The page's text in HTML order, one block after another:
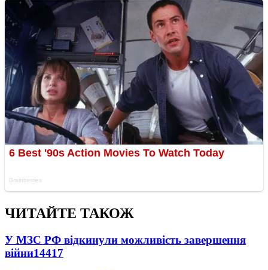
ЧИТАЙТЕ ТАКОЖ
У МЗС РФ відкинули можливість завершення
війни14417